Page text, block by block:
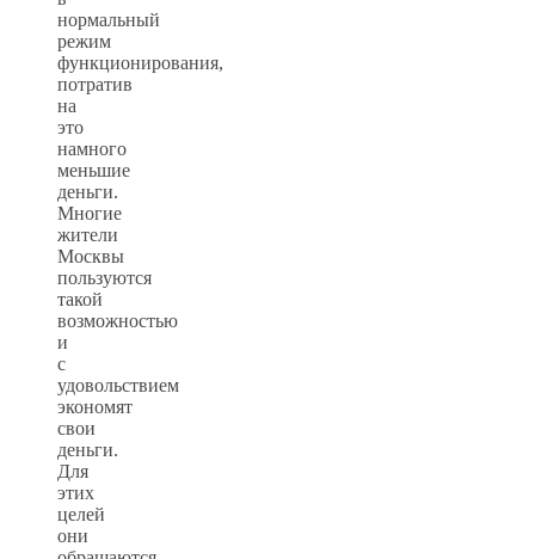
нормальный
режим
функционирования,
потратив
на
это
намного
меньшие
деньги.
Многие
жители
Москвы
пользуются
такой
возможностью
и
с
удовольствием
экономят
свои
деньги.
Для
этих
целей
они